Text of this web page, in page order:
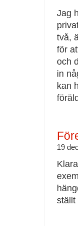
Jag
två,
för
och
in
kan
19
ställt